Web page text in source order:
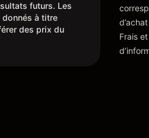
futurs. Les
à titre
des prix du
Frais